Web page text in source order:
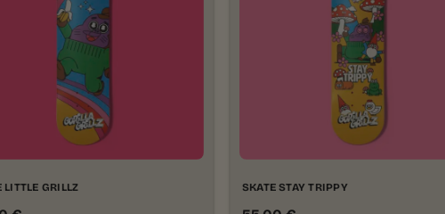
LITTLE GRILLZ SKATE STAY TRIPPY